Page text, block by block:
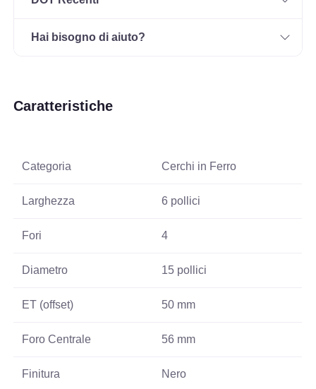
Hai bisogno di aiuto?
Caratteristiche
Categoria Cerchi in Ferro
Larghezza 6 pollici
Fori 4
Diametro 15 pollici
ET (offset) 50 mm
Foro Centrale 56 mm
Finitura Nero